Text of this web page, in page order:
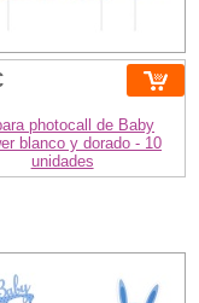
photocall de Baby
blanco y dorado - 10
unidades